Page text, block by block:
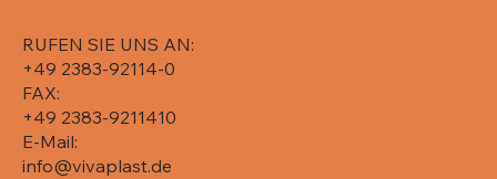
RUFEN SIE UNS AN:
+49 2383-92114-0
FAX:
+49 2383-9211410
E-Mail:
info@vivaplast.de